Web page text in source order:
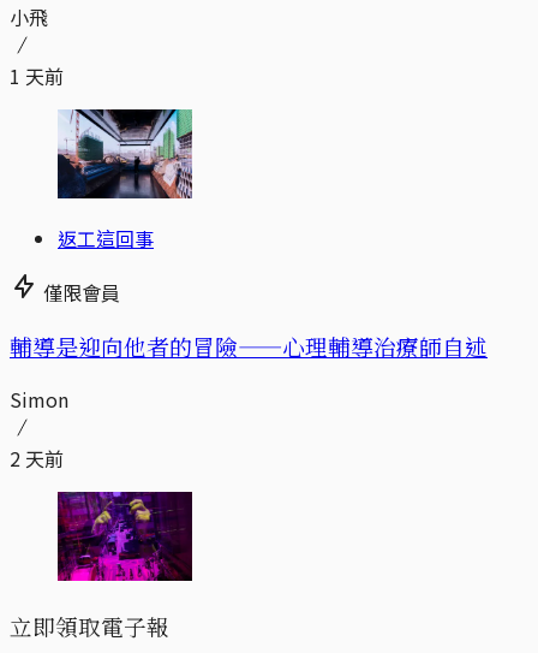
小飛
1 天前
返工這回事
僅限會員
輔導是迎向他者的冒險——心理輔導治療師自述
Simon
2 天前
立即領取電子報